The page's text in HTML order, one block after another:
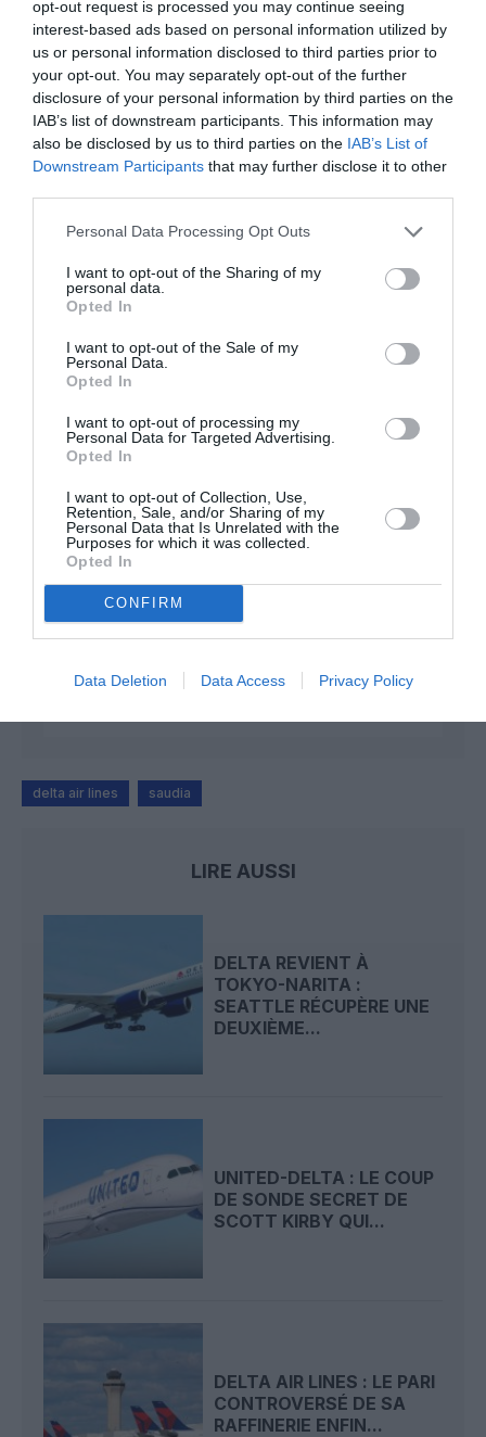
opt-out request is processed you may continue seeing
interest-based ads based on personal information utilized by
us or personal information disclosed to third parties prior to
your opt-out. You may separately opt-out of the further
disclosure of your personal information by third parties on the
IAB’s list of downstream participants. This information may
also be disclosed by us to third parties on the IAB’s List of
Downstream Participants that may further disclose it to other
Personal Data Processing Opt Outs
I want to opt-out of the Sharing of my
personal data.
Opted In
I want to opt-out of the Sale of my
Personal Data.
Opted In
I want to opt-out of processing my
Personal Data for Targeted Advertising.
Opted In
I want to opt-out of Collection, Use,
Retention, Sale, and/or Sharing of my
Personal Data that Is Unrelated with the
Purposes for which it was collected.
Opted In
CONFIRM
Data Deletion Data Access Privacy Policy
FAIRE UN DON
Appel aux lecteurs !
Soutenez Air Journal participezà son
développement !
DERNIERS COMMENTAIRES
Manfoua commenté l'article :
Pyramides, croisières et mer Rouge : l’Égypte mise sur
une saison record malgré le contexte géopolitique
Après Emirates, Lufthansa remet en cause la réception
delta air lines saudia
LIRE AUSSI
DELTA REVIENT À
TOKYO-NARITA :
SEATTLE RÉCUPÈRE UNE
DEUXIÈME...
UNITED-DELTA : LE COUP
DE SONDE SECRET DE
SCOTT KIRBY QUI...
DELTA AIR LINES : LE PARI
CONTROVERSÉ DE SA
RAFFINERIE ENFIN...